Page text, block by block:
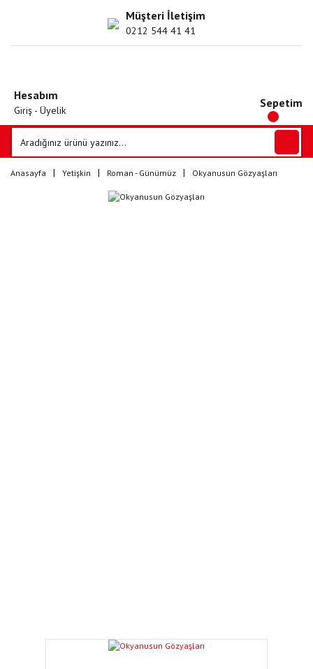
Müşteri İletişim
0212 544 41 41
Hesabım
Giriş - Üyelik
Sepetim
Anasayfa Yetişkin Roman - Günümüz Okyanusun Gözyaşları